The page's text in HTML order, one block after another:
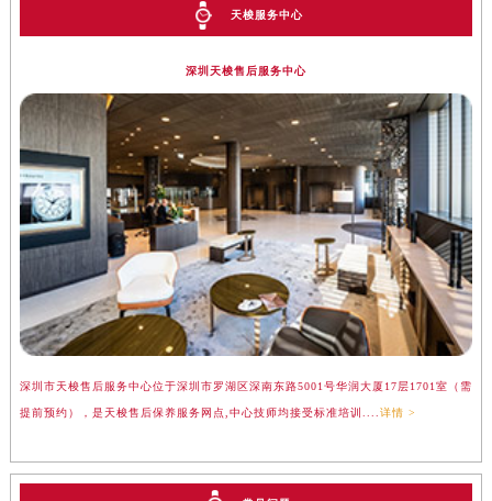
天梭服务中心
深圳天梭售后服务中心
深圳市天梭售后服务中心位于深圳市罗湖区深南东路5001号华润大厦17层1701室（需
提前预约），是天梭售后保养服务网点,中心技师均接受标准培训.... 详情 >